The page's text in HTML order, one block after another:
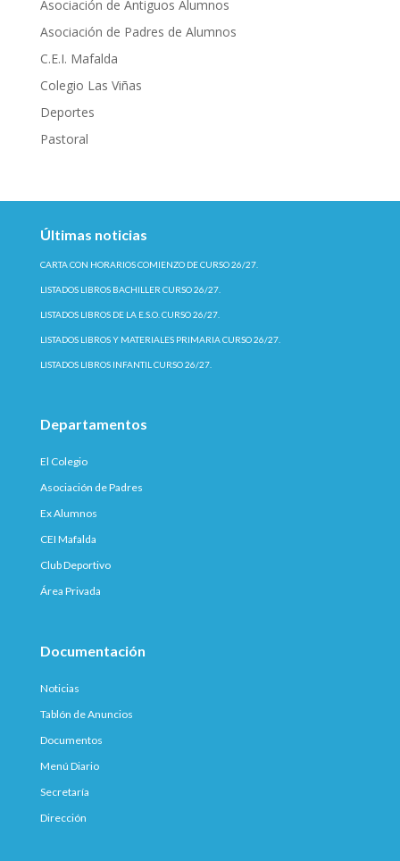
Asociación de Antiguos Alumnos
Asociación de Padres de Alumnos
C.E.I. Mafalda
Colegio Las Viñas
Deportes
Pastoral
Últimas noticias
CARTA CON HORARIOS COMIENZO DE CURSO 26/27.
LISTADOS LIBROS BACHILLER CURSO 26/27.
LISTADOS LIBROS DE LA E.S.O. CURSO 26/27.
LISTADOS LIBROS Y MATERIALES PRIMARIA CURSO 26/27.
LISTADOS LIBROS INFANTIL CURSO 26/27.
Departamentos
El Colegio
Asociación de Padres
Ex Alumnos
CEI Mafalda
Club Deportivo
Área Privada
Documentación
Noticias
Tablón de Anuncios
Documentos
Menú Diario
Secretaría
Dirección